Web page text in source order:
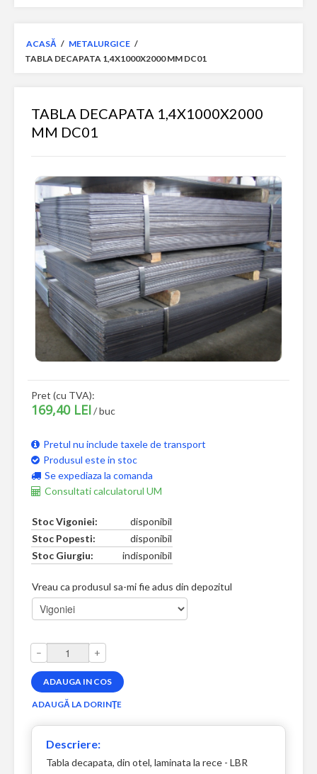
ACASĂ / METALURGICE /
TABLA DECAPATA 1,4X1000X2000 MM DC01
TABLA DECAPATA 1,4X1000X2000
MM DC01
Pret (cu TVA):
169,40 LEI/ buc
Pretul nu include taxele de transport
Produsul este in stoc
Se expediaza la comanda
Consultati calculatorul UM
Stoc Vigoniei:
disponibil
Stoc Popesti:
disponibil
Stoc Giurgiu:
indisponibil
Vreau ca produsul sa-mi fie adus din depozitul
– +
Descriere:
Tabla decapata, din otel, laminata la rece - LBR